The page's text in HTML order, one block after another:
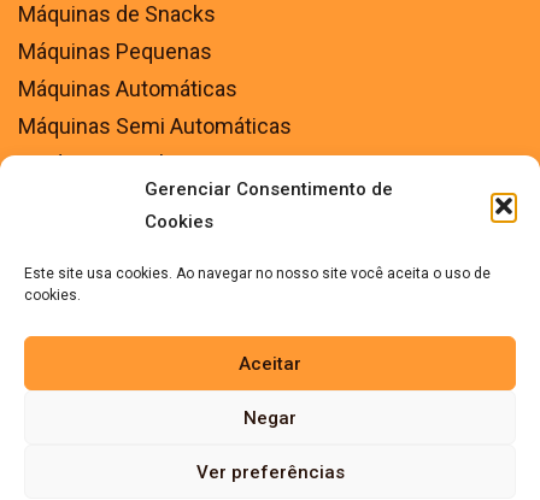
Gerenciar Consentimento de
Cookies
Este site usa cookies. Ao navegar no nosso site você aceita o uso de
cookies.
Aceitar
Negar
Ver preferências
Máquinas de Snacks
Máquinas Pequenas
Máquinas Automáticas
Máquinas Semi Automáticas
Produtos Snacks
Insumos diversos
reservados